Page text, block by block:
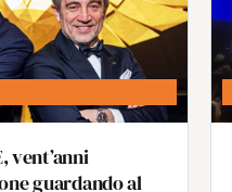
vent’anni
guardando al